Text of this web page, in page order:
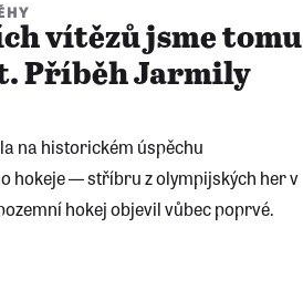
vítězů jsme tomu
Příběh Jarmily
na historickém úspěchu
hokeje — stříbru z olympijských her v
hokej objevil vůbec poprvé.